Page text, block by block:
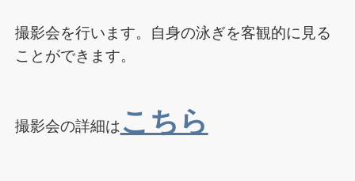
撮影会を行います。自身の泳ぎを客観的に見る
ことができます。
撮影会の詳細は こちら